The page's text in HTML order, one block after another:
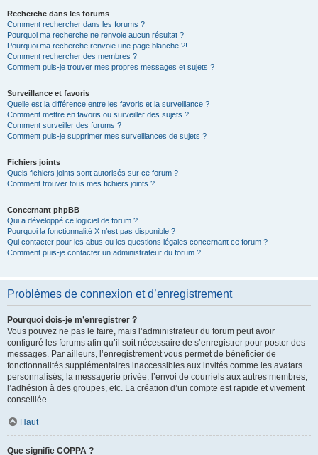
Recherche dans les forums
Comment rechercher dans les forums ?
Pourquoi ma recherche ne renvoie aucun résultat ?
Pourquoi ma recherche renvoie une page blanche ?!
Comment rechercher des membres ?
Comment puis-je trouver mes propres messages et sujets ?
Surveillance et favoris
Quelle est la différence entre les favoris et la surveillance ?
Comment mettre en favoris ou surveiller des sujets ?
Comment surveiller des forums ?
Comment puis-je supprimer mes surveillances de sujets ?
Fichiers joints
Quels fichiers joints sont autorisés sur ce forum ?
Comment trouver tous mes fichiers joints ?
Concernant phpBB
Qui a développé ce logiciel de forum ?
Pourquoi la fonctionnalité X n’est pas disponible ?
Qui contacter pour les abus ou les questions légales concernant ce forum ?
Comment puis-je contacter un administrateur du forum ?
Problèmes de connexion et d’enregistrement
Pourquoi dois-je m’enregistrer ?
Vous pouvez ne pas le faire, mais l’administrateur du forum peut avoir
configuré les forums afin qu’il soit nécessaire de s’enregistrer pour poster des
messages. Par ailleurs, l’enregistrement vous permet de bénéficier de
fonctionnalités supplémentaires inaccessibles aux invités comme les avatars
personnalisés, la messagerie privée, l’envoi de courriels aux autres membres,
l’adhésion à des groupes, etc. La création d’un compte est rapide et vivement
conseillée.
Haut
Que signifie COPPA ?